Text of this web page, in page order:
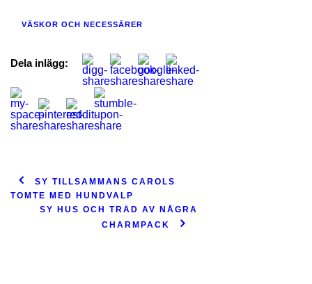
VÄSKOR OCH NECESSÄRER
Dela inlägg:
SY TILLSAMMANS CAROLS
TOMTE MED HUNDVALP
SY HUS OCH TRÄD AV NÅGRA
CHARMPACK